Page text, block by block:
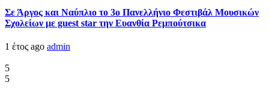
Σε Άργος και Ναύπλιο το 3ο Πανελλήνιο Φεστιβάλ Μουσικών
Σχολείων με guest star την Ευανθία Ρεμπούτσικα
1 έτος ago admin
5
5